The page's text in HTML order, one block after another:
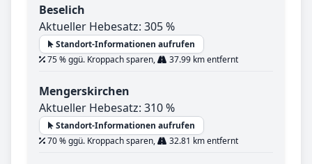
Beselich
Aktueller Hebesatz: 305 %
Standort-Informationen aufrufen
75 % ggü. Kroppach sparen,
37.99 km entfernt
Mengerskirchen
Aktueller Hebesatz: 310 %
Standort-Informationen aufrufen
70 % ggü. Kroppach sparen,
32.81 km entfernt